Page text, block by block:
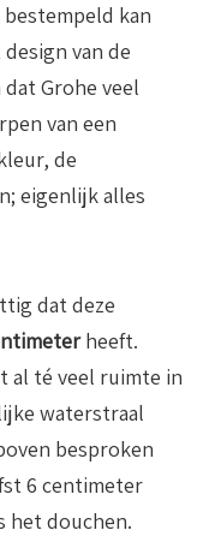
bestempeld kan
van de
Grohe veel
van een
de
eigenlijk alles
dat deze
heeft.
al té veel ruimte in
waterstraal
besproken
6 centimeter
het douchen.